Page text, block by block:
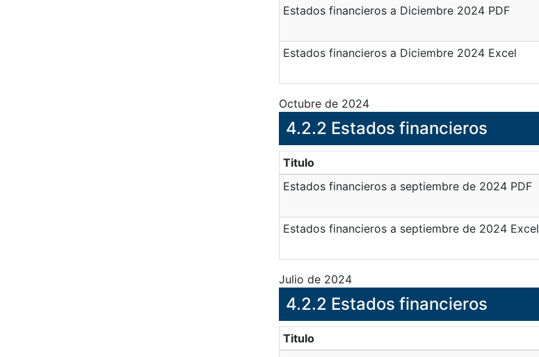
Estados financieros a Diciembre 2024 PDF
Estados financieros a Diciembre 2024 Excel
Octubre de 2024
4.2.2 Estados financieros
Titulo
Estados financieros a septiembre de 2024 PDF
Estados financieros a septiembre de 2024 Excel
Julio de 2024
4.2.2 Estados financieros
Titulo